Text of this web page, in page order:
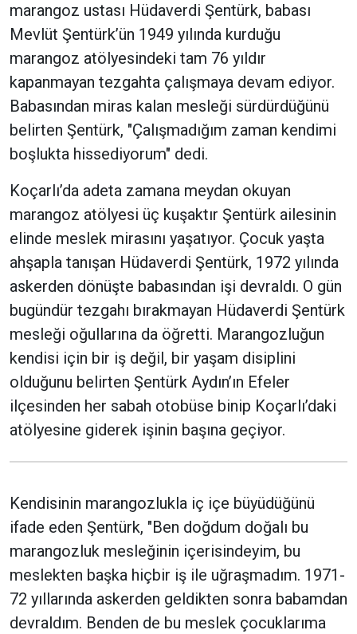
marangoz ustası Hüdaverdi Şentürk, babası
Mevlüt Şentürk’ün 1949 yılında kurduğu
marangoz atölyesindeki tam 76 yıldır
kapanmayan tezgahta çalışmaya devam ediyor.
Babasından miras kalan mesleği sürdürdüğünü
belirten Şentürk, "Çalışmadığım zaman kendimi
boşlukta hissediyorum" dedi.
Koçarlı’da adeta zamana meydan okuyan
marangoz atölyesi üç kuşaktır Şentürk ailesinin
elinde meslek mirasını yaşatıyor. Çocuk yaşta
ahşapla tanışan Hüdaverdi Şentürk, 1972 yılında
askerden dönüşte babasından işi devraldı. O gün
bugündür tezgahı bırakmayan Hüdaverdi Şentürk
mesleği oğullarına da öğretti. Marangozluğun
kendisi için bir iş değil, bir yaşam disiplini
olduğunu belirten Şentürk Aydın’ın Efeler
ilçesinden her sabah otobüse binip Koçarlı’daki
atölyesine giderek işinin başına geçiyor.
Kendisinin marangozlukla iç içe büyüdüğünü
ifade eden Şentürk, "Ben doğdum doğalı bu
marangozluk mesleğinin içerisindeyim, bu
meslekten başka hiçbir iş ile uğraşmadım. 1971-
72 yıllarında askerden geldikten sonra babamdan
devraldım. Benden de bu meslek çocuklarıma